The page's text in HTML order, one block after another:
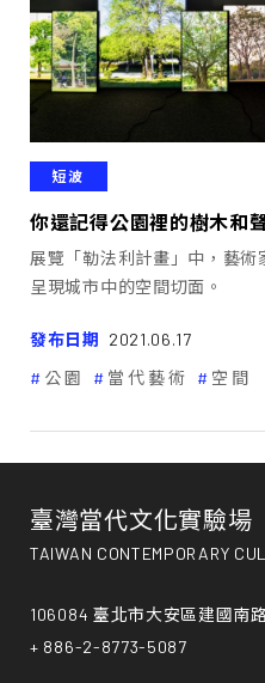
短波
你還記得公園裡的樹木和
展覽「勒法利計畫」中，藝術
呈現城市中的空間切面。
發布日期 2021.06.17
公園
當代藝術 空間
臺灣當代文化實驗場
TAIWAN CONTEMPORARY
106084 臺北市大安區建國南
+ 886-2-8773-5087